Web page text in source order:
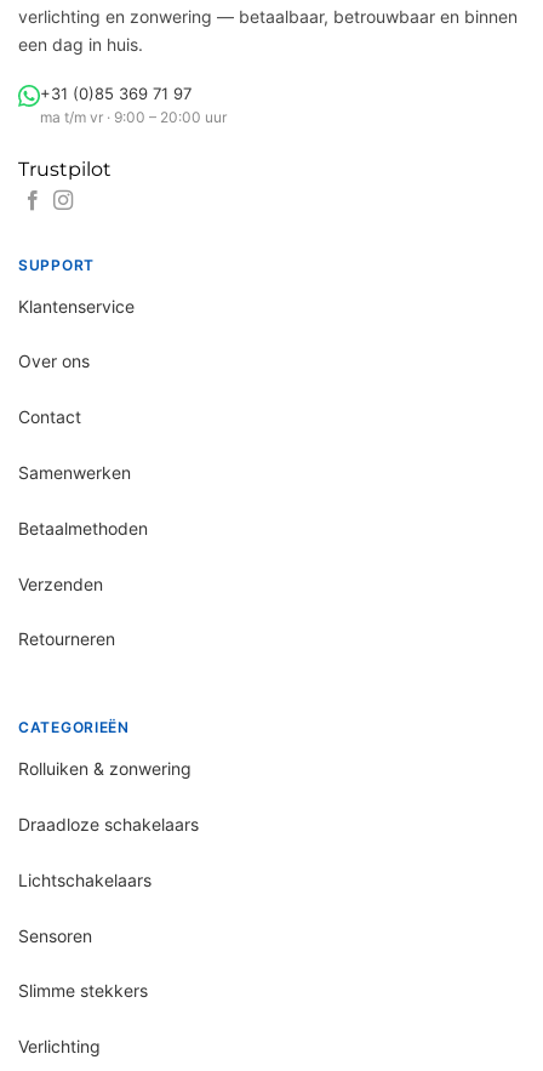
verlichting en zonwering — betaalbaar, betrouwbaar en binnen
een dag in huis.
+31 (0)85 369 71 97
ma t/m vr · 9:00 – 20:00 uur
Trustpilot
SUPPORT
Klantenservice
Over ons
Contact
Samenwerken
Betaalmethoden
Verzenden
Retourneren
CATEGORIEËN
Rolluiken & zonwering
Draadloze schakelaars
Lichtschakelaars
Sensoren
Slimme stekkers
Verlichting